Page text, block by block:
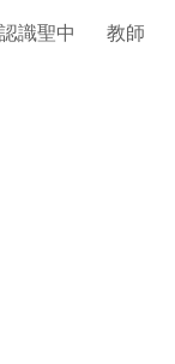
認識聖中 教師